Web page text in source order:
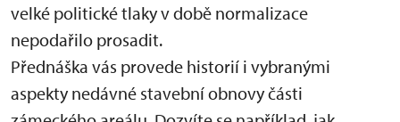
velké politické tlaky v době normalizace
nepodařilo prosadit.
Přednáška vás provede historií i vybranými
aspekty nedávné stavební obnovy části